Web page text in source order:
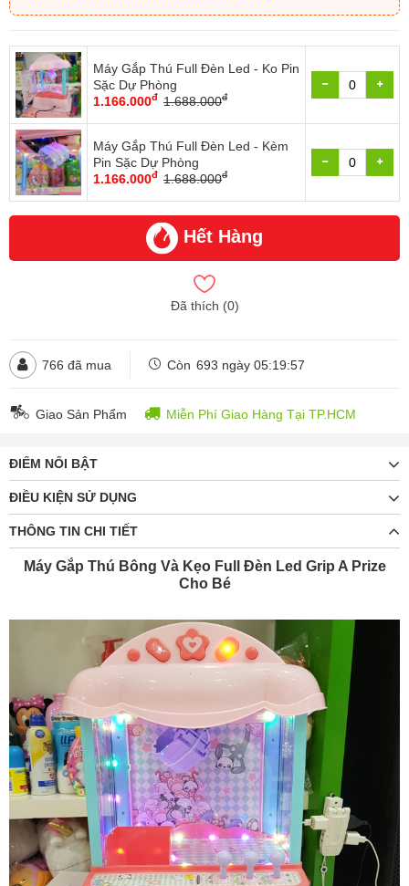
Máy Gắp Thú Full Đèn Led - Ko Pin
Sặc Dự Phòng
1.166.000đ 1.688.000đ
Máy Gắp Thú Full Đèn Led - Kèm
Pin Sặc Dự Phòng
1.166.000đ 1.688.000đ
Hết Hàng
Đã thích (0)
766 đã mua Còn 693 ngày 05:19:53
Giao Sản Phẩm Miễn Phí Giao Hàng Tại TP.HCM
ĐIỂM NỔI BẬT
ĐIỀU KIỆN SỬ DỤNG
THÔNG TIN CHI TIẾT
Máy Gắp Thú Bông Và Kẹo Full Đèn Led Grip A Prize
Cho Bé